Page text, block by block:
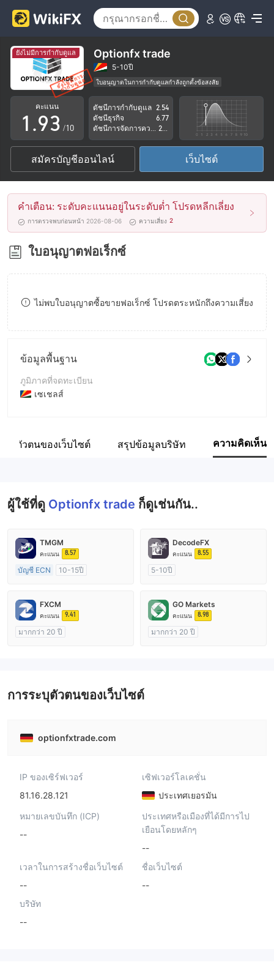
ยังไม่มีการกำกับดูแล Optionfx trade
5-10ปี
ใบอนุญาตในการกำกับดูแลกำลังถูกตั้งข้อสงสัย
กลุ่มธุรกิจที่ต้องสงสัย
ระวังความเสี่ยงอันตรายที่อาจจะซ่อนอยู่
คะแนน
0
1
2
3
4
5
6
7
8
.
5
6
7
8
9
0
1
2
3
4
5
6
7
8
9
/10
ดัชนีการกำกับดูแล 2.54
ดัชนีธุรกิจ
6.77
สมัครบัญชีออนไลน์ เว็บไซต์
คำเตือน: ระดับคะแนนอยู่ในระดับต่ำ โปรดหลีกเลี่ยง
การตรวจพบก่อนหน้า 2026-08-06 ความเสี่ยง 2
ใบอนุญาตฟอเร็กซ์
ไม่พบใบอนุญาตซื้อขายฟอเร็กซ์ โปรดตระหนักถึงความเสี่ยง
ข้อมูลพื้นฐาน
ภูมิภาคที่จดทะเบียน
เซเชลส์
ชื่อบริษัท
ะบุตัวตนของเว็บไซต์ สรุปข้อมูลบริษัท ความคิดเห็น
ผู้ใช้ที่ดู Optionfx trade ก็ดูเช่นกัน..
TMGM
คะแนน 8.57
บัญชี ECN
10-15ปี
ใบอนุญาต MT4 แบบเต็ม
DecodeFX
คะแนน 8.55
5-10ปี
ใบอนุญาต MT4 แบบเต็ม
FXCM
คะแนน 9.41
มากกว่า 20 ปี
GO Markets
คะแนน 8.98
มากกว่า 20 ปี
การระบุตัวตนของเว็บไซต์
optionfxtrade.com
IP ของเซิร์ฟเวอร์
81.16.28.121
เซิฟเวอร์โลเคชั่น
ประเทศเยอรมัน
หมายเลขบันทึก (ICP)
--
ประเทศหรือเมืองที่ได้มีการไป
เยือนโดยหลักๆ
--
เวลาในการสร้างชื่อเว็บไซต์
--
ชื่อเว็บไซต์
--
บริษัท
--